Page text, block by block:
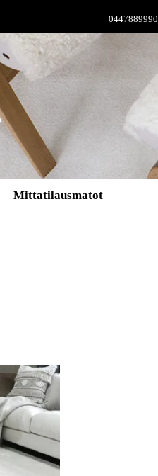
0447889990
Mittatilausmatot